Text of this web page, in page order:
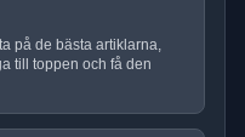
på de bästa artiklarna,
till toppen och få den